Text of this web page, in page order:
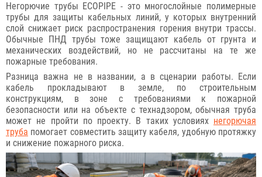
Негорючие трубы ECOPIPE - это многослойные полимерные
трубы для защиты кабельных линий, у которых внутренний
слой снижает риск распространения горения внутри трассы.
Обычные ПНД трубы тоже защищают кабель от грунта и
механических воздействий, но не рассчитаны на те же
пожарные требования.
Разница важна не в названии, а в сценарии работы. Если
кабель прокладывают в земле, по строительным
конструкциям, в зоне с требованиями к пожарной
безопасности или на объекте с технадзором, обычная труба
может не пройти по проекту. В таких условиях негорючая
труба помогает совместить защиту кабеля, удобную протяжку
и снижение пожарного риска.